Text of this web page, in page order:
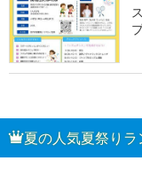
夏の人気夏祭り